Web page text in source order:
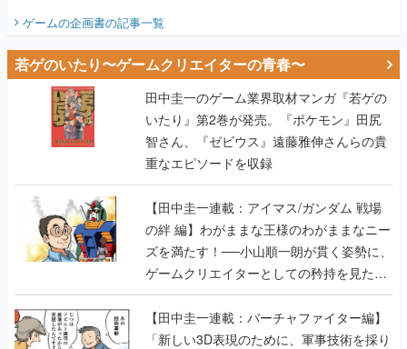
ゲームの企画書の記事一覧
若ゲのいたり〜ゲームクリエイターの青春〜
田中圭一のゲーム業界取材マンガ『若ゲの
いたり』第2巻が発売。『ポケモン』田尻
智さん、『ゼビウス』遠藤雅伸さんらの貴
重なエピソードを収録
【田中圭一連載：アイマス/ガンダム 戦場
の絆 編】わがままな王様のわがままなニー
ズを満たす！──小山順一朗が貫く姿勢に、
ゲームクリエイターとしての矜持を見た
【若ゲのいたり最終回】
【田中圭一連載：バーチャファイター編】
「新しい3D表現のために、軍事技術を採り